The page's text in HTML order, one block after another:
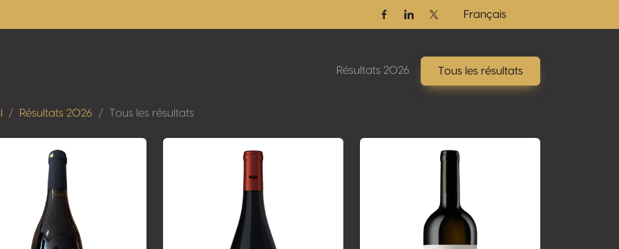
FacebookLinkedinTwitter / X
Français
Résultats 2026 Tous les résultats
Résultats 2026 Tous les résultats